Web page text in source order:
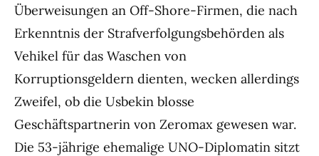
Überweisungen an Off-Shore-Firmen, die nach
Erkenntnis der Strafverfolgungsbehörden als
Vehikel für das Waschen von
Korruptionsgeldern dienten, wecken allerdings
Zweifel, ob die Usbekin blosse
Geschäftspartnerin von Zeromax gewesen war.
Die 53-jährige ehemalige UNO-Diplomatin sitzt